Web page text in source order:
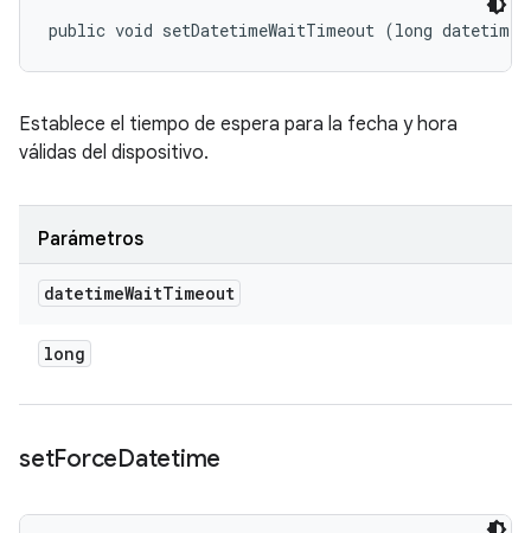
public void setDatetimeWaitTimeout (long
Establece el tiempo de espera para la fecha y hora
válidas del dispositivo.
Parámetros
datetimeWaitTimeout
long
setForceDatetime